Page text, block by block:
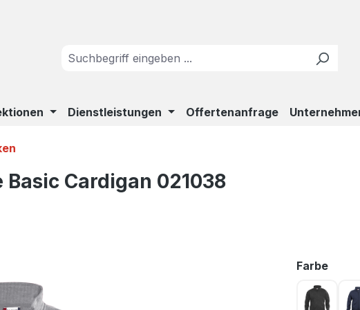
Dienstleistungen Offertenanfrage
Cardigan 021038
Farbe